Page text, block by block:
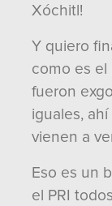
Xóchitl!
Y quiero
como es el
fueron
iguales,
vienen a
Eso es un
el PRI